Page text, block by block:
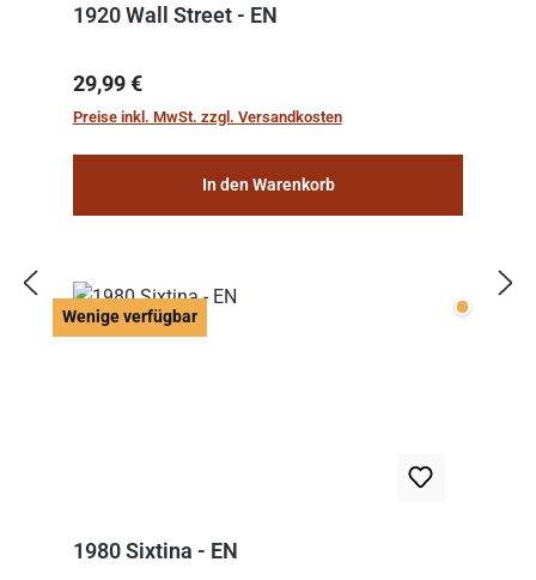
1920 Wall Street - EN
Regulärer Preis:
29,99 €
Preise inkl. MwSt. zzgl. Versandkosten
In den Warenkorb
Wenige verfügbar Wenige
1980 Sixtina - EN